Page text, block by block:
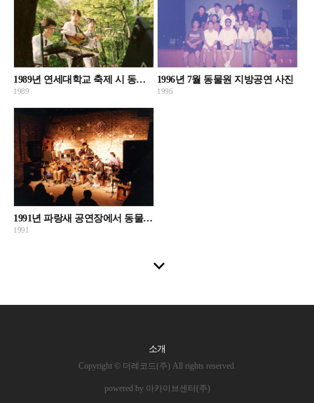
1989년 연세대학교 축제 시 동물원 공연 사진
1989
1996년 7월 동물원 지방공연 사진
1996
1991년 파랑새 공연장에서 동물원이 공연하는 모습이 촬영된 사진
1991
소개
Copyright © 더레코드(주) All rights reserved.
powered by 아카이브센터(주)